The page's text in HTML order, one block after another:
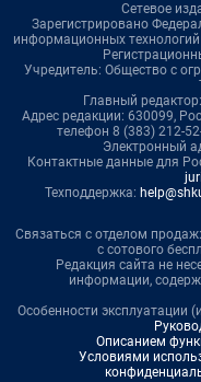
Сетевое
Зарегистрировано
информационных
Учредитель: Общество с
Главный
Адрес редакции: 630099,
телефон 8 (383) 212-
Электронный
Контактные данные для
Техподдержка:
Связаться с отделом
с сотового
Редакция сайта не
информации,
Особенности эксплуатации
Описанием
Условиями